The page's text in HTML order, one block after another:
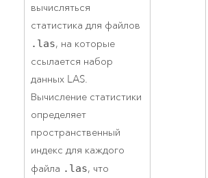
вычисляться
статистика для файлов
.las, на которые
ссылается набор
данных LAS.
Вычисление статистики
определяет
пространственный
индекс для каждого
файла .las, что